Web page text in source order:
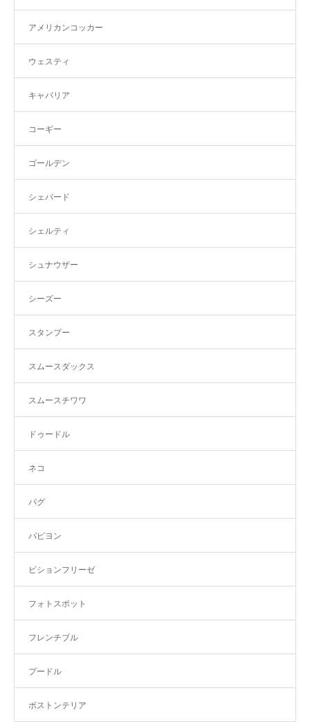
アメリカンコッカー
ウェスティ
キャバリア
コーギー
ゴールデン
シェパード
シェルティ
シュナウザー
シーズー
スタンプー
スムースダックス
スムースチワワ
ドゥードル
ネコ
パグ
パピヨン
ビションフリーゼ
フォトスポット
フレンチブル
プードル
ボストンテリア